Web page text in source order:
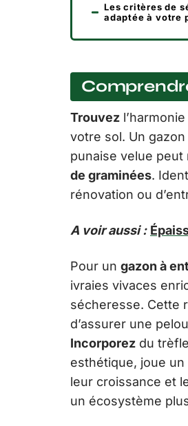
Les critères de
adaptée à votre
Trouvez
votre sol. Un
punaise velue peut
de graminées.
rénovation ou
A voir aussi :
Pour un gazon à
ivraies vivaces
sécheresse. Cette
d’assurer une
Incorporez du
esthétique, joue un
leur croissance et
un écosystème